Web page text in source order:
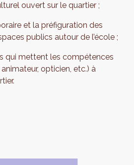
ouvert sur le quartier ;
et la préfiguration des
publics autour de l’école ;
qui mettent les compétences
opticien, etc.) à